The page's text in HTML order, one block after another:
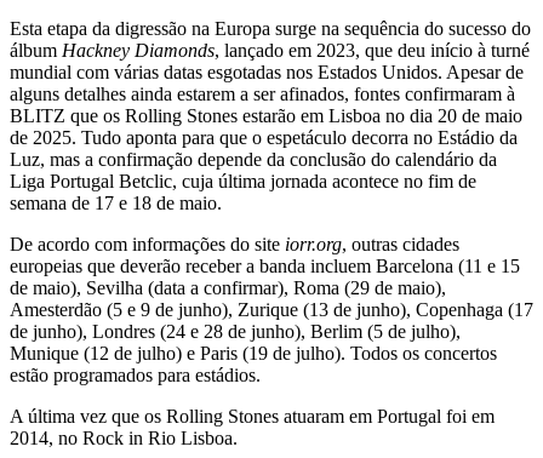
Esta etapa da digressão na Europa surge na sequência do sucesso do
álbum Hackney Diamonds, lançado em 2023, que deu início à turné
mundial com várias datas esgotadas nos Estados Unidos. Apesar de
alguns detalhes ainda estarem a ser afinados, fontes confirmaram à
BLITZ que os Rolling Stones estarão em Lisboa no dia 20 de maio
de 2025. Tudo aponta para que o espetáculo decorra no Estádio da
Luz, mas a confirmação depende da conclusão do calendário da
Liga Portugal Betclic, cuja última jornada acontece no fim de
semana de 17 e 18 de maio.
De acordo com informações do site iorr.org, outras cidades
europeias que deverão receber a banda incluem Barcelona (11 e 15
de maio), Sevilha (data a confirmar), Roma (29 de maio),
Amesterdão (5 e 9 de junho), Zurique (13 de junho), Copenhaga (17
de junho), Londres (24 e 28 de junho), Berlim (5 de julho),
Munique (12 de julho) e Paris (19 de julho). Todos os concertos
estão programados para estádios.
A última vez que os Rolling Stones atuaram em Portugal foi em
2014, no Rock in Rio Lisboa.